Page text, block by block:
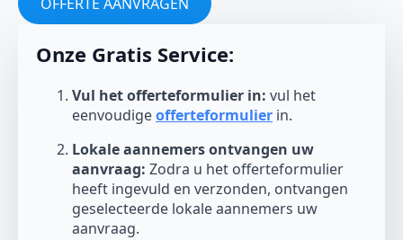
Onze Gratis Service:
Vul het offerteformulier in: vul het
eenvoudigeofferteformulier in.
Lokale aannemers ontvangen uw
aanvraag: Zodra u het offerteformulier
heeft ingevuld en verzonden, ontvangen
geselecteerde lokale aannemers uw
aanvraag.